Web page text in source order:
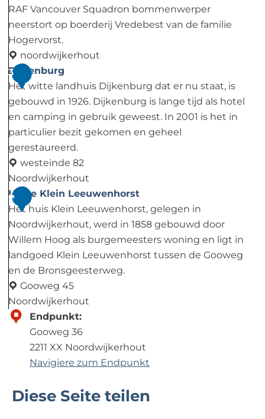
u
w
L
e
e
u
w
e
n
h
o
r
s
t
RAF Vancouver Squadron bommenwerper
neerstort op boerderij Vredebest van de familie
Hogervorst.
noordwijkerhout
G
e
d
e
n
k
b
o
r
d
:
H
a
l
i
f
a
3
Dijkenburg
Het witte landhuis Dijkenburg dat er nu staat, is
gebouwd in 1926. Dijkenburg is lange tijd als hotel
en camping in gebruik geweest. In 2001 is het in
particulier bezit gekomen en geheel
gerestaureerd.
westeinde 82
Noordwijkerhout
D
i
j
k
e
n
b
u
r
4
Huize Klein Leeuwenhorst
Het huis Klein Leeuwenhorst, gelegen in
Noordwijkerhout, werd in 1858 gebouwd door
Willem Hoog als burgemeesters woning en ligt in
landgoed Klein Leeuwenhorst tussen de Gooweg
en de Bronsgeesterweg.
Gooweg 45
Noordwijkerhout
H
K
Endpunkt:
Gooweg 36
2211 XX Noordwijkerhout
Navigiere zum Endpunkt
Diese Seite teilen